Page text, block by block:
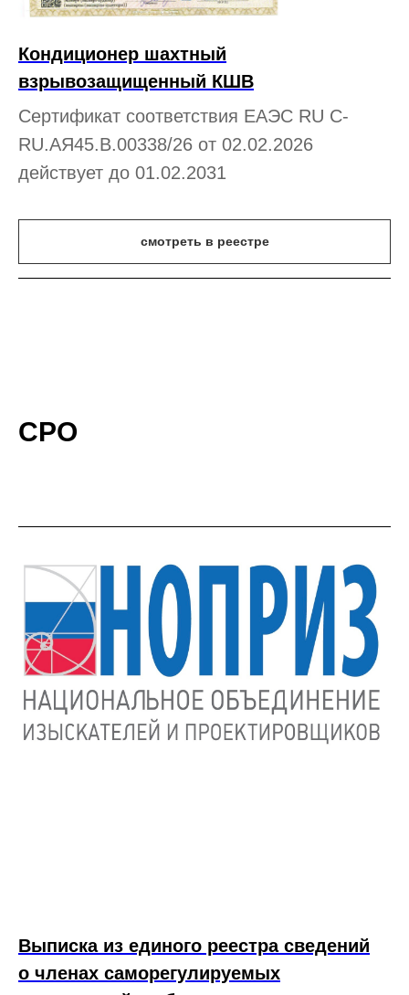
Кондиционер шахтный
взрывозащищенный КШВ
Сертификат соответствия ЕАЭС RU С-
RU.АЯ45.В.00338/26 от 02.02.2026
действует до 01.02.2031
смотреть в реестре
СРО
Выписка из единого реестра сведений
о членах саморегулируемых